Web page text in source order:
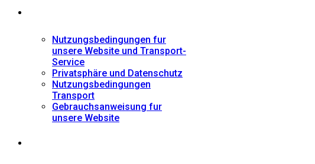
Nutzungsbedingungen fur
unsere Website und Transport-
Service
Privatsphäre und Datenschutz
Nutzungsbedingungen
Transport
Gebrauchsanweisung fur
unsere Website